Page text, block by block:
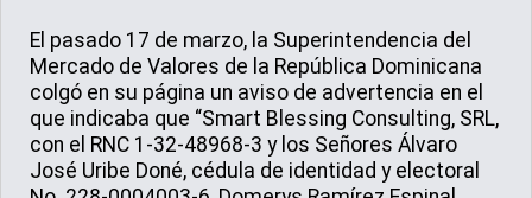
El pasado 17 de marzo, la Superintendencia del
Mercado de Valores de la República Dominicana
colgó en su página un aviso de advertencia en el
que indicaba que “Smart Blessing Consulting, SRL,
con el RNC 1-32-48968-3 y los Señores Álvaro
José Uribe Doné, cédula de identidad y electoral